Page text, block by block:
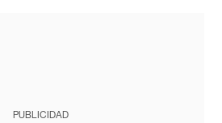
PUBLICIDAD